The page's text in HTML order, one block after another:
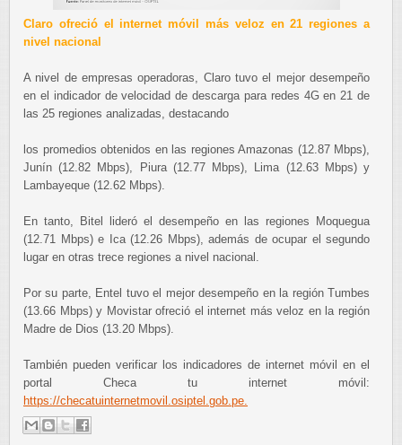
Claro ofreció el internet móvil más veloz en 21 regiones a
nivel nacional
A nivel de empresas operadoras, Claro tuvo el mejor desempeño
en el indicador de velocidad de descarga para redes 4G en 21 de
las 25 regiones analizadas, destacando
los promedios obtenidos en las regiones Amazonas (12.87 Mbps),
Junín (12.82 Mbps), Piura (12.77 Mbps), Lima (12.63 Mbps) y
Lambayeque (12.62 Mbps).
En tanto, Bitel lideró el desempeño en las regiones Moquegua
(12.71 Mbps) e Ica (12.26 Mbps), además de ocupar el segundo
lugar en otras trece regiones a nivel nacional.
Por su parte, Entel tuvo el mejor desempeño en la región Tumbes
(13.66 Mbps) y Movistar ofreció el internet más veloz en la región
Madre de Dios (13.20 Mbps).
También pueden verificar los indicadores de internet móvil en el
portal Checa tu internet móvil:
https://checatuinternetmovil.osiptel.gob.pe.